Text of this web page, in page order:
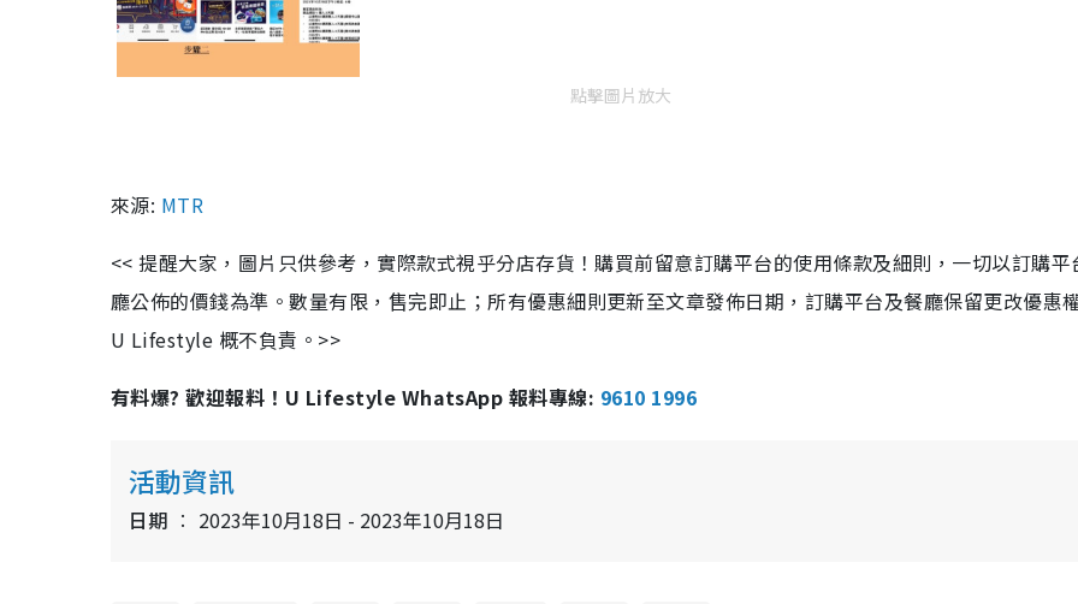
點擊圖片放大
來源: MTR
<< 提醒大家，圖片只供參考，實際款式視乎分店存貨！購買前留意訂購平台的使用條款及細則，一切以訂購平
廳公佈的價錢為準。數量有限，售完即止；所有優惠細則更新至文章發佈日期，訂購平台及餐廳保留更改優惠
U Lifestyle 概不負責。>>
有料爆? 歡迎報料！U Lifestyle WhatsApp 報料專線: 9610 1996
活動資訊
日期 2023年10月18日 - 2023年10月18日